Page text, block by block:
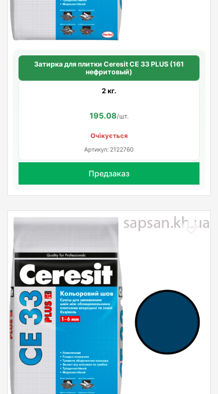
Затирка для плитки Ceresit СЕ 33 PLUS (161
нефритовый)
2 кг.
195.08/шт.
Очікується
Артикул: 2122760
Предзаказ